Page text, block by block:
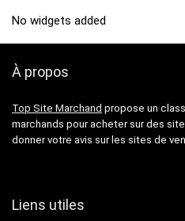
No widgets added
À propos
Top Site Marchand propose un
marchands pour acheter sur des
donner votre avis sur les sites de
Liens utiles